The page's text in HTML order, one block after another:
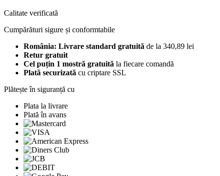
Calitate verificată
Cumpărături sigure și conformtabile
România: Livrare standard gratuită de la 340,89 lei
Retur gratuit
Cel puțin 1 mostră gratuită la fiecare comandă
Plată securizată cu criptare SSL
Plătește în siguranță cu
Plata la livrare
Plată în avans